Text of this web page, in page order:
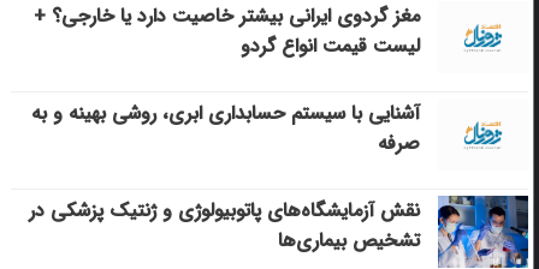
مغز گردوی ایرانی بیشتر خاصیت دارد یا خارجی؟ +
لیست قیمت انواع گردو
آشنایی با سیستم حسابداری ابری، روشی بهینه و به
صرفه
نقش آزمایشگاه‌های پاتوبیولوژی و ژنتیک پزشکی در
تشخیص بیماری‌ها